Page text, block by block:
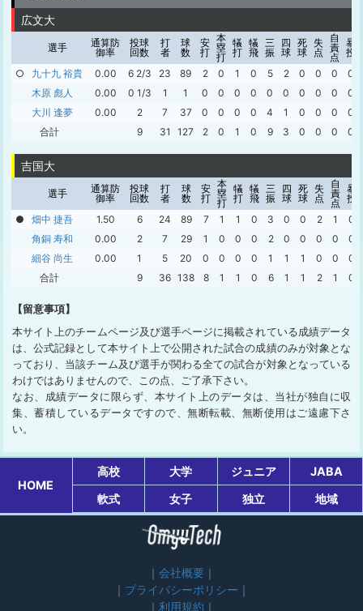
広文大
選手
通算防
御率
投球
回数
打
者
球
数
安
打
本
塁
打
犠
打
犠
飛
三
振
四
球
死
球
失
点
自
責
点
暴
投
○
九十九 裕貴 0.00 6 2/3 23 89 2 0 1 0 5 2 0 0 0
0
木原 彪人
0.00 0 1/3 1 1 0 0 0 0 0 0 0 0 0
0
大川 逢夢
0.00 2 7 37 0 0 0 0 4 1 0 0 0
0
合計
9 31 127 2 0 1 0 9 3 0 0 0 0
吉国大
選手
通算防
御率
投球
回数
打
者
球
数
安
打
本
塁
打
犠
打
犠
飛
三
振
四
球
死
球
失
点
自
責
点
暴
投
●
畑中 捷吾 1.50 6 24 89 7 1 1 0 3 0 0 2 1
0
角銅 寿和
0.00 2 7 29 1 0 0 0 2 0 0 0 0
0
細谷 尚生
0.00 1 5 20 0 0 0 0 1 1 1 0 0
0
合計
9 36 138 8 1 1 0 6 1 1 2 1 0
【留意事項】
本サイト上のチームページ及び選手ページに掲載されている成績データ
は、公式記録として本サイト上で公開された試合の成績のみが対象とな
っており、当該チーム及び選手が関わる全ての試合が対象となっている
わけではありませんので、この点、ご了承下さい。
なお、成績データに限らず、本サイト上のデータは、当社が独自に収
集、蓄積しているデータですので、無断転載、無断使用はご遠慮下さ
い。
HOME
高校 大学 ジュニア
JABA
軟式
女子 独立 地域
会社概要
プライバシーポリシー
利用規約